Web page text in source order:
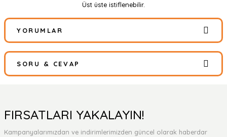
Üst üste istiflenebilir.
YORUMLAR
Bu ürüne ilk yorumu siz yapın!
SORU & CEVAP
Ürün hakkında henüz soru sorulmamış.
FIRSATLARI YAKALAYIN!
Kampanyalarımızdan ve indirimlerimizden güncel olarak haberdar